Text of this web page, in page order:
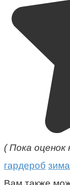
( Пока оценок
гардероб зима